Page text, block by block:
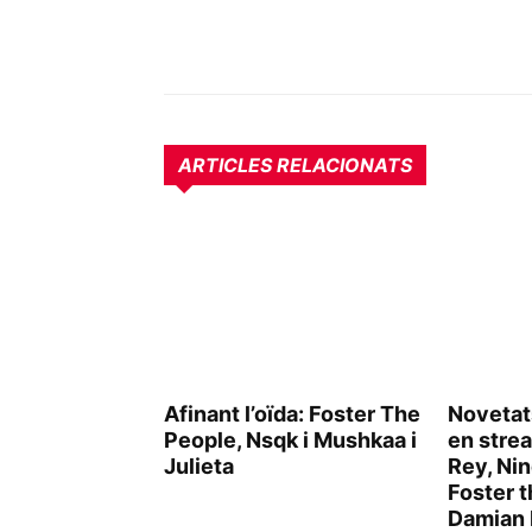
ARTICLES RELACIONATS
Afinant l’oïda: Foster The
People, Nsqk i Mushkaa i
Julieta
en
Rey,
Foster
Damian